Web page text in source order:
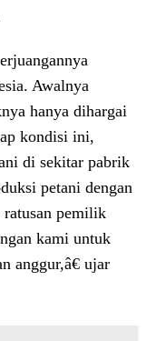
Awalnya
hanya dihargai
kondisi ini,
di sekitar pabrik
petani dengan
ratusan pemilik
kami untuk
anggur,â€ ujar